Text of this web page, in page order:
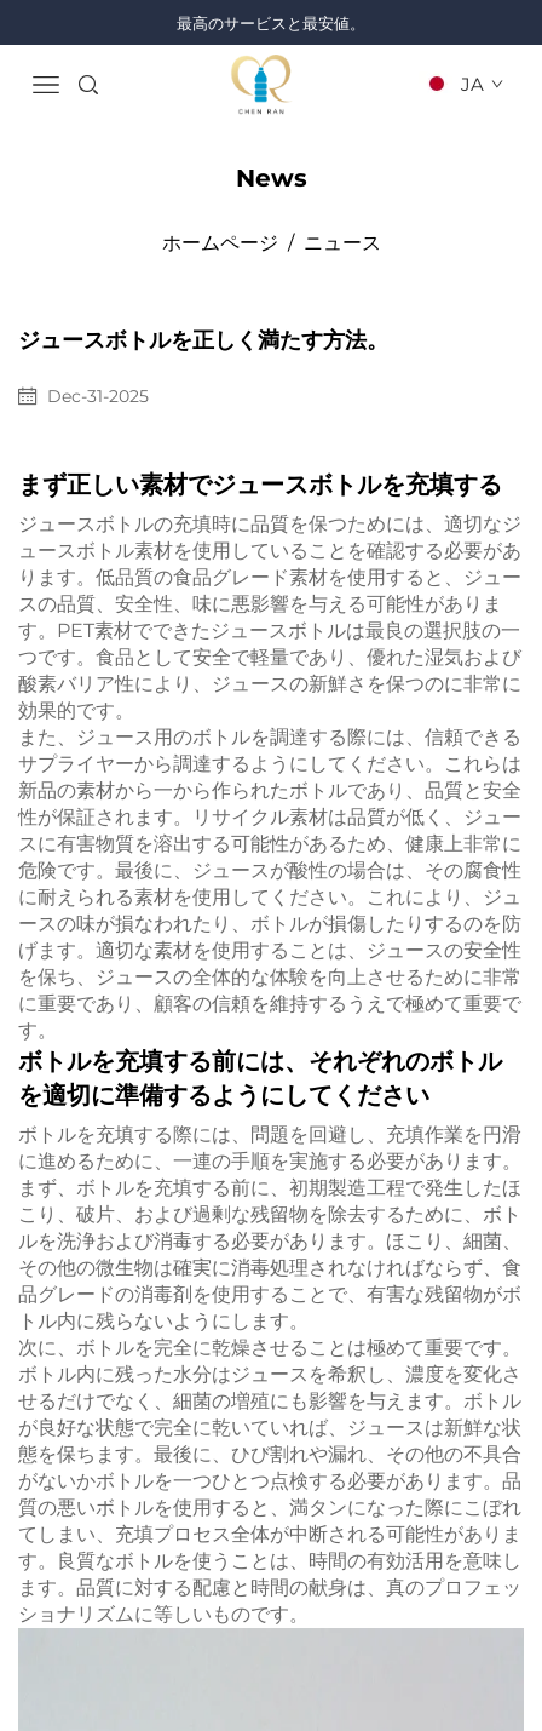
最高のサービスと最安値。
JA
ホームページ / ニュース
News
ジュースボトルを正しく満たす方法。
Dec-31-2025
まず正しい素材でジュースボトルを充填する
ジュースボトルの充填時に品質を保つためには、適切なジ
ュースボトル素材を使用していることを確認する必要があ
ります。低品質の食品グレード素材を使用すると、ジュー
スの品質、安全性、味に悪影響を与える可能性がありま
す。PET素材でできたジュースボトルは最良の選択肢の一
つです。食品として安全で軽量であり、優れた湿気および
酸素バリア性により、ジュースの新鮮さを保つのに非常に
効果的です。
また、ジュース用のボトルを調達する際には、信頼できる
サプライヤーから調達するようにしてください。これらは
新品の素材から一から作られたボトルであり、品質と安全
性が保証されます。リサイクル素材は品質が低く、ジュー
スに有害物質を溶出する可能性があるため、健康上非常に
危険です。最後に、ジュースが酸性の場合は、その腐食性
に耐えられる素材を使用してください。これにより、ジュ
ースの味が損なわれたり、ボトルが損傷したりするのを防
げます。適切な素材を使用することは、ジュースの安全性
を保ち、ジュースの全体的な体験を向上させるために非常
に重要であり、顧客の信頼を維持するうえで極めて重要で
す。
ボトルを充填する前には、それぞれのボトル
を適切に準備するようにしてください
ボトルを充填する際には、問題を回避し、充填作業を円滑
に進めるために、一連の手順を実施する必要があります。
まず、ボトルを充填する前に、初期製造工程で発生したほ
こり、破片、および過剰な残留物を除去するために、ボト
ルを洗浄および消毒する必要があります。ほこり、細菌、
その他の微生物は確実に消毒処理されなければならず、食
品グレードの消毒剤を使用することで、有害な残留物がボ
トル内に残らないようにします。
次に、ボトルを完全に乾燥させることは極めて重要です。
ボトル内に残った水分はジュースを希釈し、濃度を変化さ
せるだけでなく、細菌の増殖にも影響を与えます。ボトル
が良好な状態で完全に乾いていれば、ジュースは新鮮な状
態を保ちます。最後に、ひび割れや漏れ、その他の不具合
がないかボトルを一つひとつ点検する必要があります。品
質の悪いボトルを使用すると、満タンになった際にこぼれ
てしまい、充填プロセス全体が中断される可能性がありま
す。良質なボトルを使うことは、時間の有効活用を意味し
ます。品質に対する配慮と時間の献身は、真のプロフェッ
ショナリズムに等しいものです。